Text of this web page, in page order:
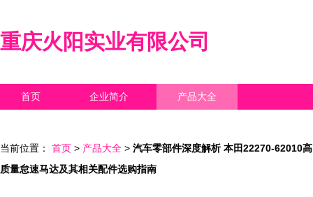
重庆火阳实业有限公司
首页 企业简介 产品大全
当前位置： 首页 > 产品大全 > 汽车零部件深度解析 本田22270-62010高
质量怠速马达及其相关配件选购指南